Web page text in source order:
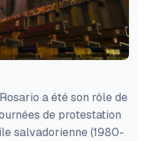
a été son rôle de
de protestation
salvadorienne (1980-